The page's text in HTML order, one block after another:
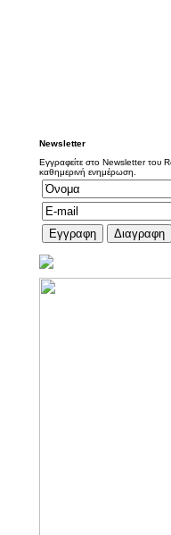
Newsletter
Εγγραφείτε στο Newsletter του
καθημερινή ενημέρωση.